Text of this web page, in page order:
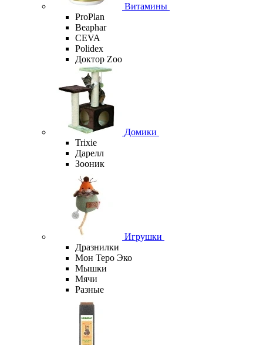
Витамины
ProPlan
Beaphar
CEVA
Polidex
Доктор Zoo
Домики
Trixie
Дарелл
Зооник
Игрушки
Дразнилки
Мон Теро Эко
Мышки
Мячи
Разные